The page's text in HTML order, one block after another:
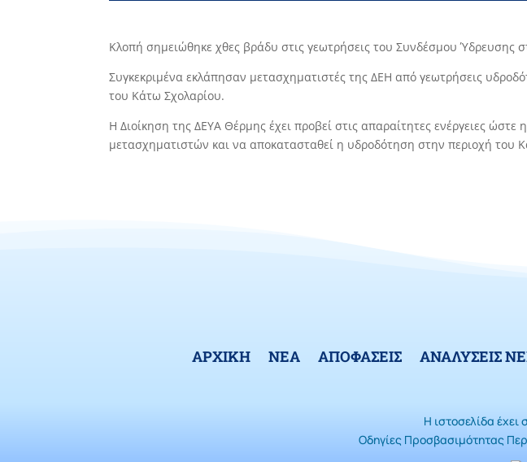
Κλοπή σημειώθηκε χθες βράδυ στις γεωτρήσεις του Συνδέσμου Ύδρευσης
Συγκεκριμένα εκλάπησαν μετασχηματιστές της ΔΕΗ από γεωτρήσεις
του Κάτω Σχολαρίου.
Η Διοίκηση της ΔΕΥΑ Θέρμης έχει προβεί στις απαραίτητες ενέργειες
μετασχηματιστών και να αποκατασταθεί η υδροδότηση στην περιοχή του
ΑΡΧΙΚΗ ΝΕΑ ΑΠΟΦΑΣΕΙΣ ΑΝΑΛΥΣΕΙΣ
Η ιστοσελίδα
Οδηγίες Προσβασιμότητας